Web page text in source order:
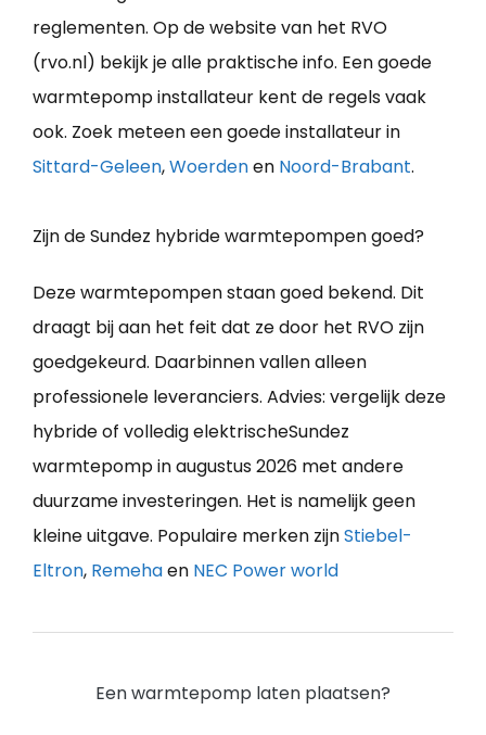
reglementen. Op de website van het RVO
(rvo.nl) bekijk je alle praktische info. Een goede
warmtepomp installateur kent de regels vaak
ook. Zoek meteen een goede installateur in
Sittard-Geleen,Woerdenen Noord-Brabant.
Zijn de Sundez hybride warmtepompen goed?
Deze warmtepompen staan goed bekend. Dit
draagt bij aan het feit dat ze door het RVO zijn
goedgekeurd. Daarbinnen vallen alleen
professionele leveranciers. Advies: vergelijk deze
hybride of volledig elektrischeSundez
warmtepomp in augustus 2026 met andere
duurzame investeringen. Het is namelijk geen
kleine uitgave. Populaire merken zijnStiebel-
Eltron, Remehaen NEC Power world
Een warmtepomp laten plaatsen?